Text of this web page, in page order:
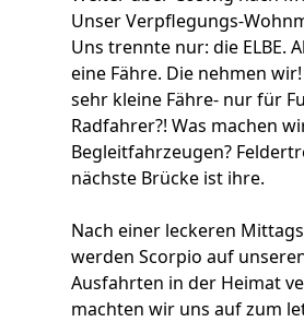
Unser Verpflegungs-
Uns trennte nur: die ELBE.
eine Fähre. Die nehmen
sehr kleine Fähre- nur für
Radfahrer?! Was machen
Begleitfahrzeugen?
nächste Brücke ist ihre.
Nach einer leckeren
werden Scorpio auf
Ausfahrten in der Heimat
machten wir uns auf zum